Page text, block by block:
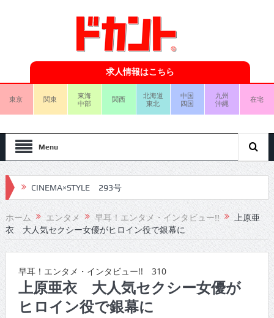
求人情報はこちら
東京 関東
東海
中部
関西
北海道
東北
中国
四国
九州
沖縄
在宅
Menu
CINEMA×STYLE 293号
CINEMA×STYLE 292号
CINEMA×STYLE 291号
CINEMA×STYLE 289号
CINEMA×STYLE 288号
ホーム エンタメ 早耳！エンタメ・インタビュー!!
上原亜
衣 大人気セクシー女優がヒロイン役で銀幕に
早耳！エンタメ・インタビュー!! 310
上原亜衣 大人気セクシー女優が
ヒロイン役で銀幕に